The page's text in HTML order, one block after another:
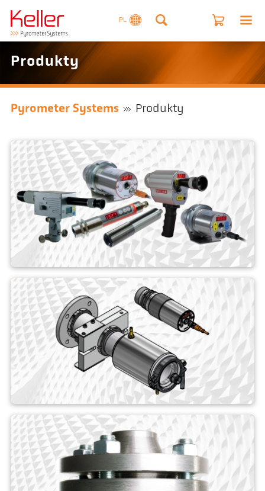
PL
Produkty
Pyrometer Systems Produkty
Pirometr
Systemy pomiarowe